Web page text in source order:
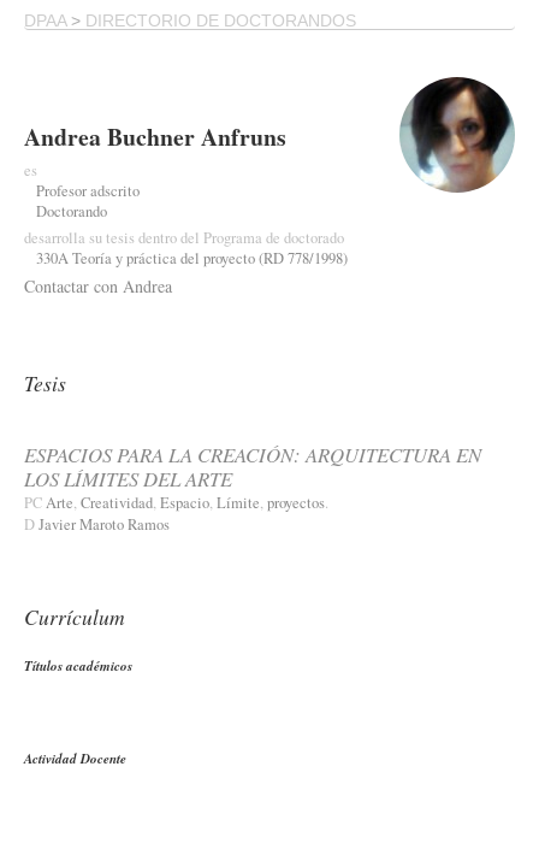
DPAA> DIRECTORIO DE DOCTORANDOS
Andrea Buchner Anfruns
es
Profesor adscrito
Doctorando
desarrolla su tesis dentro del Programa de doctorado
330A Teoría y práctica del proyecto (RD 778/1998)
Contactar con Andrea
Tesis
ESPACIOS PARA LA CREACIÓN: ARQUITECTURA EN
LOS LÍMITES DEL ARTE
PCArte, Creatividad, Espacio, Límite, proyectos.
DJavier Maroto Ramos
Currículum
Títulos académicos
Actividad Docente